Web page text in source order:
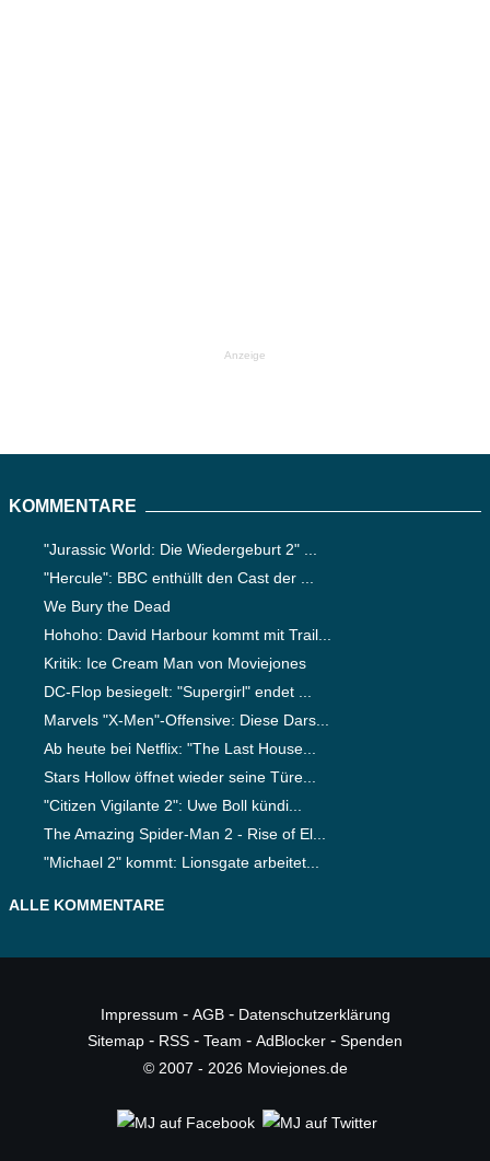
Anzeige
KOMMENTARE
"Jurassic World: Die Wiedergeburt 2" ...
"Hercule": BBC enthüllt den Cast der ...
We Bury the Dead
Hohoho: David Harbour kommt mit Trail...
Kritik: Ice Cream Man von Moviejones
DC-Flop besiegelt: "Supergirl" endet ...
Marvels "X-Men"-Offensive: Diese Dars...
Ab heute bei Netflix: "The Last House...
Stars Hollow öffnet wieder seine Türe...
"Citizen Vigilante 2": Uwe Boll kündi...
The Amazing Spider-Man 2 - Rise of El...
"Michael 2" kommt: Lionsgate arbeitet...
ALLE KOMMENTARE
Impressum - AGB- Datenschutzerklärung
Sitemap - RSS - Team - AdBlocker - Spenden
© 2007 - 2026 Moviejones.de